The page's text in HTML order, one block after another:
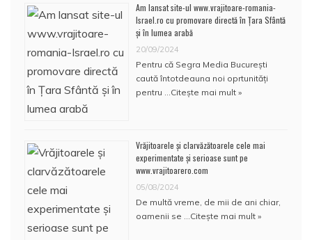
Am lansat site-ul www.vrajitoare-romania-
Israel.ro cu promovare directă în Țara Sfântă
și în lumea arabă
20/09/2024
Pentru că Segra Media București
caută întotdeauna noi oprtunități
pentru … Citește mai mult »
Vrăjitoarele și clarvăzătoarele cele mai
experimentate și serioase sunt pe
www.vrajitoarero.com
05/08/2024
De multă vreme, de mii de ani chiar,
oamenii se … Citește mai mult »